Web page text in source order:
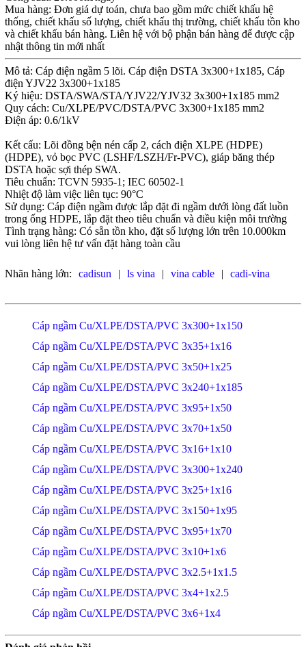
Mua hàng: Đơn giá dự toán, chưa bao gồm mức chiết khấu hệ
thống, chiết khấu số lượng, chiết khấu thị trường, chiết khấu tồn kho
và chiết khấu bán hàng. Liên hệ với bộ phận bán hàng để được cập
nhật thông tin mới nhất
Mô tả: Cáp điện ngầm 5 lõi. Cáp điện DSTA 3x300+1x185, Cáp
điện YJV22 3x300+1x185
Ký hiệu: DSTA/SWA/STA/YJV22/YJV32 3x300+1x185 mm2
Quy cách: Cu/XLPE/PVC/DSTA/PVC 3x300+1x185 mm2
Điện áp: 0.6/1kV
Kết cấu: Lõi đồng bện nén cấp 2, cách điện XLPE (HDPE)
(HDPE), vỏ bọc PVC (LSHF/LSZH/Fr-PVC), giáp băng thép
DSTA hoặc sợi thép SWA.
Tiêu chuẩn: TCVN 5935-1; IEC 60502-1
Nhiệt độ làm việc liên tục: 90°C
Sử dụng: Cáp điện ngầm được lắp đặt đi ngầm dưới lòng đất luồn
trong ống HDPE, lắp đặt theo tiêu chuẩn và điều kiện môi trường
Tình trạng hàng: Có sẵn tồn kho, đặt số lượng lớn trên 10.000km
vui lòng liên hệ tư vấn đặt hàng toàn cầu
Nhãn hàng lớn: cadisun | ls vina | vina cable | cadi-vina
Cáp ngầm Cu/XLPE/DSTA/PVC 3x300+1x150
Cáp ngầm Cu/XLPE/DSTA/PVC 3x35+1x16
Cáp ngầm Cu/XLPE/DSTA/PVC 3x50+1x25
Cáp ngầm Cu/XLPE/DSTA/PVC 3x240+1x185
Cáp ngầm Cu/XLPE/DSTA/PVC 3x95+1x50
Cáp ngầm Cu/XLPE/DSTA/PVC 3x70+1x50
Cáp ngầm Cu/XLPE/DSTA/PVC 3x16+1x10
Cáp ngầm Cu/XLPE/DSTA/PVC 3x300+1x240
Cáp ngầm Cu/XLPE/DSTA/PVC 3x25+1x16
Cáp ngầm Cu/XLPE/DSTA/PVC 3x150+1x95
Cáp ngầm Cu/XLPE/DSTA/PVC 3x95+1x70
Cáp ngầm Cu/XLPE/DSTA/PVC 3x10+1x6
Cáp ngầm Cu/XLPE/DSTA/PVC 3x2.5+1x1.5
Cáp ngầm Cu/XLPE/DSTA/PVC 3x4+1x2.5
Cáp ngầm Cu/XLPE/DSTA/PVC 3x6+1x4